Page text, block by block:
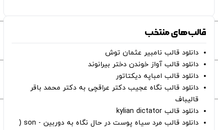
قالب‌های منتخب
دانلود قالب نامبیر عثمان ‌توش
دانلود قالب آواز خوندن دختر بیرانوند
دانلود قالب امباپه دیکتاتور
دانلود قالب نگاه عجیب دکتر عراقچی به دکتر محمد باقر
قالیباف
دانلود قالب kylian dictator
دانلود قالب مرد سیاه پوست در حال نگاه به دوربین - son (